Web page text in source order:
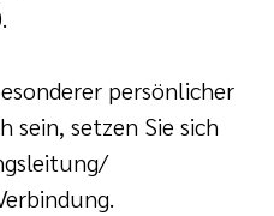
persönlicher
sein, setzen Sie sich